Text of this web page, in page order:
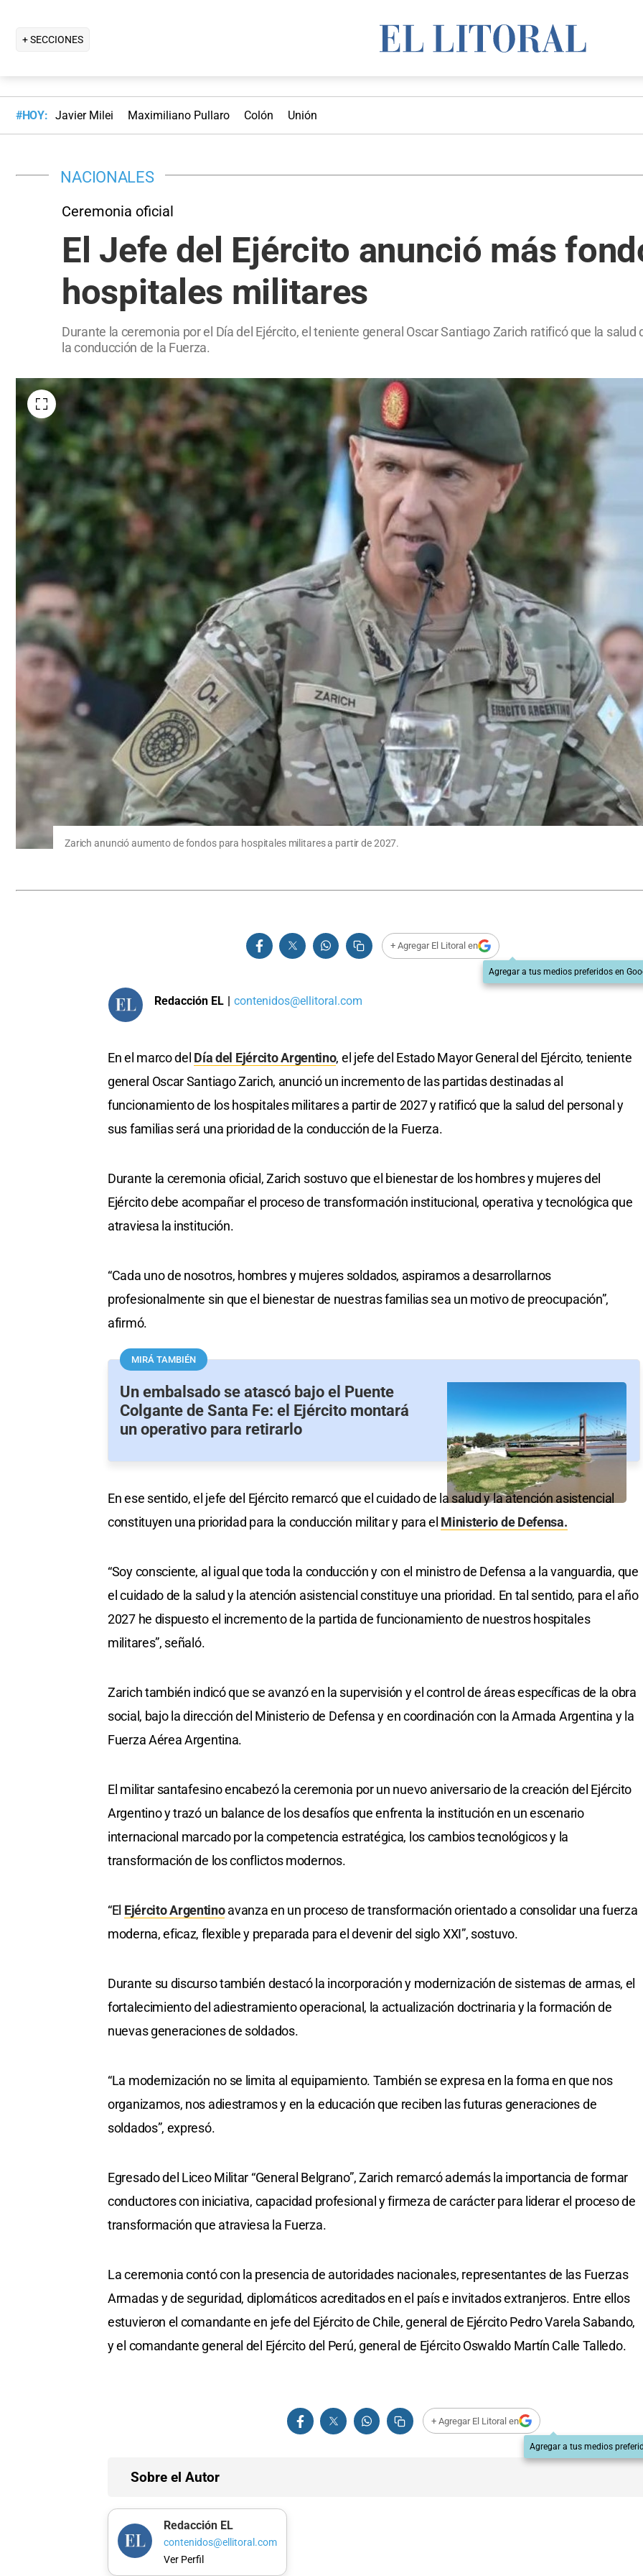
+ SECCIONES
#HOY: Javier Milei Maximiliano Pullaro Colón Unión
NACIONALES
Ceremonia oficial
El Jefe del Ejército anunció más
hospitales militares
Durante la ceremonia por el Día del Ejército, el teniente general Oscar Santiago Zarich ratificó que la
la conducción de la Fuerza.
Zarich anunció aumento de fondos para hospitales militares a partir de 2027.
+ Agregar El Litoral en
Agregar a tus medios preferidos en
Redacción EL | contenidos@ellitoral.com
En el marco del Día del Ejército Argentino, el jefe del Estado Mayor General del Ejército, teniente
general Oscar Santiago Zarich, anunció un incremento de las partidas destinadas al
funcionamiento de los hospitales militares a partir de 2027 y ratificó que la salud del personal y
sus familias será una prioridad de la conducción de la Fuerza.
Durante la ceremonia oficial, Zarich sostuvo que el bienestar de los hombres y mujeres del
Ejército debe acompañar el proceso de transformación institucional, operativa y tecnológica que
atraviesa la institución.
“Cada uno de nosotros, hombres y mujeres soldados, aspiramos a desarrollarnos
profesionalmente sin que el bienestar de nuestras familias sea un motivo de preocupación”,
afirmó.
MIRÁ TAMBIÉN
Un embalsado se atascó bajo el Puente
Colgante de Santa Fe: el Ejército montará
un operativo para retirarlo
En ese sentido, el jefe del Ejército remarcó que el cuidado de la salud y la atención asistencial
constituyen una prioridad para la conducción militar y para el Ministerio de Defensa.
“Soy consciente, al igual que toda la conducción y con el ministro de Defensa a la vanguardia, que
el cuidado de la salud y la atención asistencial constituye una prioridad. En tal sentido, para el año
2027 he dispuesto el incremento de la partida de funcionamiento de nuestros hospitales
militares”, señaló.
Zarich también indicó que se avanzó en la supervisión y el control de áreas específicas de la obra
social, bajo la dirección del Ministerio de Defensa y en coordinación con la Armada Argentina y la
Fuerza Aérea Argentina.
El militar santafesino encabezó la ceremonia por un nuevo aniversario de la creación del Ejército
Argentino y trazó un balance de los desafíos que enfrenta la institución en un escenario
internacional marcado por la competencia estratégica, los cambios tecnológicos y la
transformación de los conflictos modernos.
“El Ejército Argentinoavanza en un proceso de transformación orientado a consolidar una fuerza
moderna, eficaz, flexible y preparada para el devenir del siglo XXI”, sostuvo.
Durante su discurso también destacó la incorporación y modernización de sistemas de armas, el
fortalecimiento del adiestramiento operacional, la actualización doctrinaria y la formación de
nuevas generaciones de soldados.
“La modernización no se limita al equipamiento. También se expresa en la forma en que nos
organizamos, nos adiestramos y en la educación que reciben las futuras generaciones de
soldados”, expresó.
Egresado del Liceo Militar “General Belgrano”, Zarich remarcó además la importancia de formar
conductores con iniciativa, capacidad profesional y firmeza de carácter para liderar el proceso de
transformación que atraviesa la Fuerza.
La ceremonia contó con la presencia de autoridades nacionales, representantes de las Fuerzas
Armadas y de seguridad, diplomáticos acreditados en el país e invitados extranjeros. Entre ellos
estuvieron el comandante en jefe del Ejército de Chile, general de Ejército Pedro Varela Sabando,
y el comandante general del Ejército del Perú, general de Ejército Oswaldo Martín Calle Talledo.
+ Agregar El Litoral en
Agregar a tus medios
Sobre el Autor
Redacción EL
contenidos@ellitoral.com
Ver Perfil